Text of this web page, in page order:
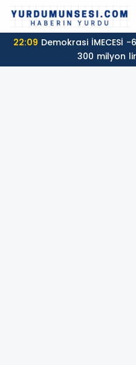
22:09
300 milyon